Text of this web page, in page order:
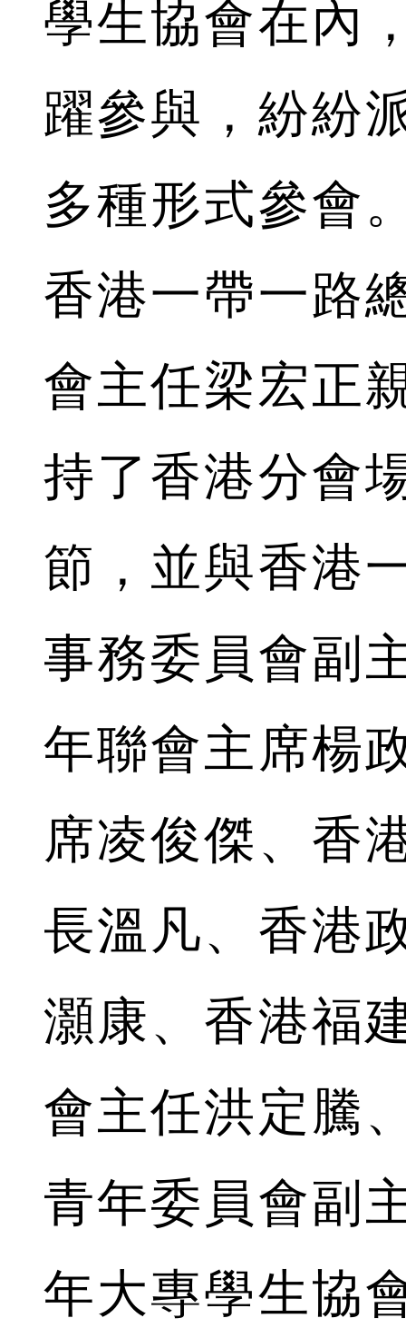
學生協會在內
躍參與，紛紛
多種形式參會
香港一帶一路
會主任梁宏正
持了香港分會
節，並與香港
事務委員會副
年聯會主席楊
席凌俊傑、香
長溫凡、香港
灝康、香港福
會主任洪定騰
青年委員會副
年大專學生協